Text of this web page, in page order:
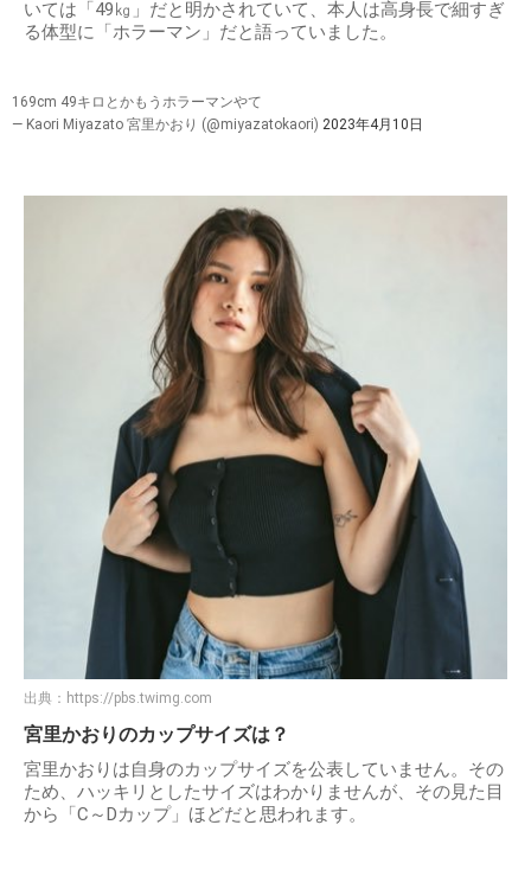
いては「49㎏」だと明かされていて、本人は高身長で細すぎ
る体型に「ホラーマン」だと語っていました。
169cm 49キロとかもうホラーマンやて
— Kaori Miyazato 宮里かおり (@miyazatokaori) 2023年4月10日
出典： https://pbs.twimg.com
宮里かおりのカップサイズは？
宮里かおりは自身のカップサイズを公表していません。その
ため、ハッキリとしたサイズはわかりませんが、その見た目
から「C～Dカップ」ほどだと思われます。